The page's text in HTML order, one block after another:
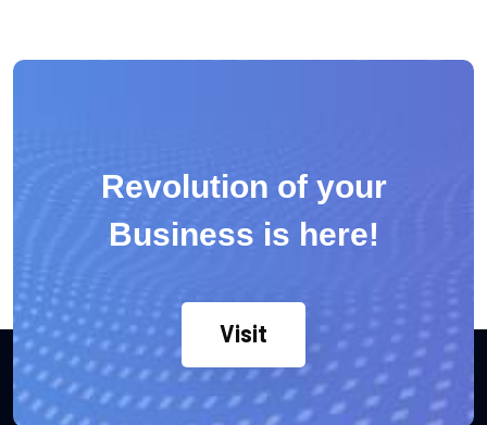
Revolution of your
Business is here!
Visit